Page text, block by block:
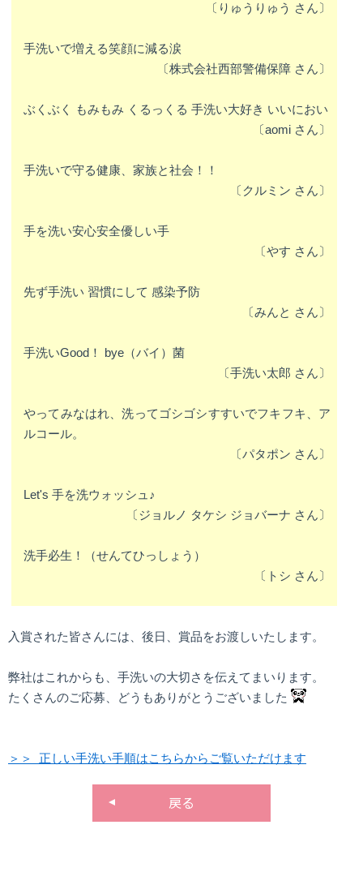
〔 りゅうりゅう さん〕
手洗いで増える笑顔に減る涙
〔株式会社西部警備保障 さん〕
ぶくぶく もみもみ くるっくる 手洗い大好き いいにおい
〔aomi さん〕
手洗いで守る健康、家族と社会！！
〔 クルミン さん〕
手を洗い安心安全優しい手
〔やす さん〕
先ず手洗い 習慣にして 感染予防
〔みんと さん〕
手洗いGood！ bye（バイ）菌
〔手洗い太郎 さん〕
やってみなはれ、洗ってゴシゴシすすいでフキフキ、ア
ルコール。
〔パタポン さん〕
Let's 手を洗ウォッシュ♪
〔ジョルノ タケシ ジョバーナ さん〕
洗手必生！（せんてひっしょう）
〔 トシ さん〕
入賞された皆さんには、後日、賞品をお渡しいたします。
弊社はこれからも、手洗いの大切さを伝えてまいります。
たくさんのご応募、どうもありがとうございました
＞＞ 正しい手洗い手順はこちらからご覧いただけます
戻る